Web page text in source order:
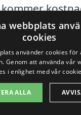
med en
produkter
kan påverka
webbplats
cookies
använder cookies
Genom att använda vår
i enlighet med vår
ALLA